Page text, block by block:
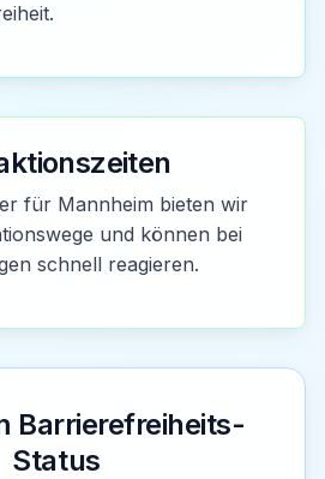
für Mannheim bieten wir
und können bei
schnell reagieren.
Barrierefreiheits-
Status